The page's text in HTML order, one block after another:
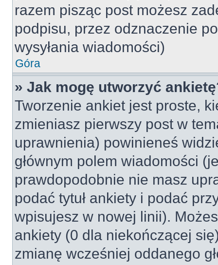
razem pisząc post możesz
podpisu, przez odznaczenie
wysyłania wiadomości)
Góra
» Jak mogę utworzyć
Tworzenie ankiet jest proste,
zmieniasz pierwszy post w
uprawnienia) powinieneś
głównym polem wiadomości
prawdopodobnie nie masz
podać tytuł ankiety i podać
wpisujesz w nowej linii).
ankiety (0 dla niekończącej
zmianę wcześniej oddanego